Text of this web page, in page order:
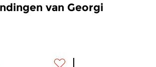
van Georgi